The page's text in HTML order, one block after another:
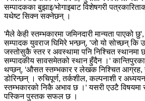
सम्पादकका बुझाइ/भोगाइबाट विशेषगरी
यथेष्ट सिक्न सक्नेछन् ।
'मैले केही स्तम्भकारमा जमिनदारी मान्यता पाएको
सम्पादक युवराज घिमिरे भन्छन्, 'जो यो सोच्छन् कि
जस्तोसुकै स्तर र अवस्थामा पनि निश्चित स्थानमा
सम्पादकीय सावसमेतको स्थान हुँदैन ।'
थप्छन्, 'औसत स्तम्भकार र लेखक निश्चित आग्रह,
डोरिन्छन् । रुचिपूर्ण, तर्कशील, कल्पनाशी र
स्तम्भकारको निकै अभाव छ ।' यसरी एउटै विषयमा
पस्किन पुस्तक सफल छ ।